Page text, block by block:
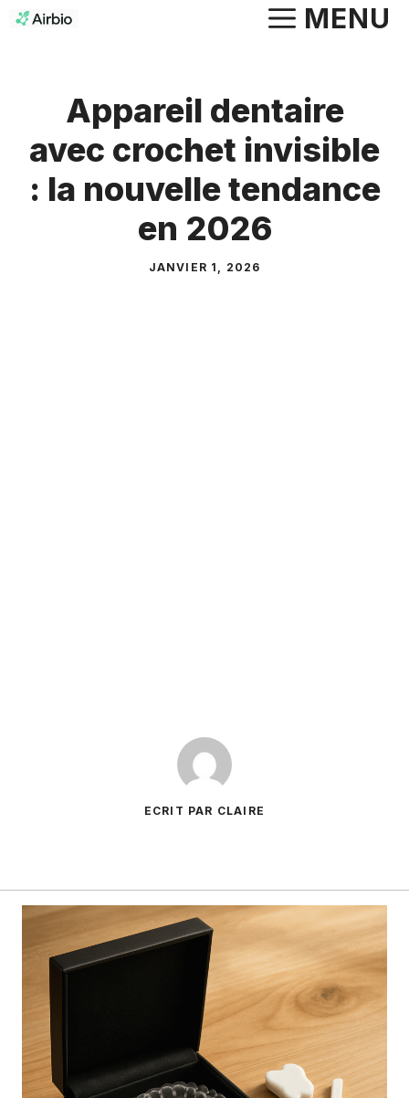
Aller
MENU
Appareil dentaire
avec crochet invisible
: la nouvelle tendance
en 2026
JANVIER 1, 2026
ECRIT PAR CLAIRE